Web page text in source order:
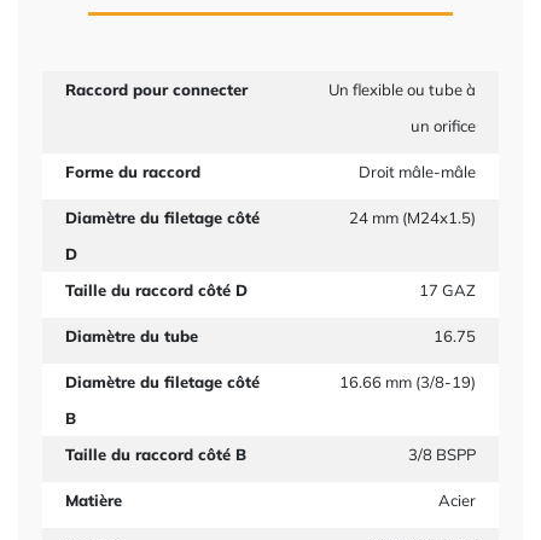
Raccord pour connecter
Un flexible ou tube à
un orifice
Forme du raccord Droit mâle-mâle
Diamètre du filetage côté
D
24 mm (M24x1.5)
Taille du raccord côté D 17 GAZ
Diamètre du tube 16.75
Diamètre du filetage côté
B
16.66 mm (3/8-19)
Taille du raccord côté B 3/8 BSPP
Matière Acier